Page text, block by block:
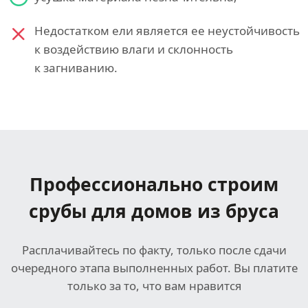
Недостатком ели является ее неустойчивость
к воздействию влаги и склонность
к загниванию.
Профессионально строим
срубы для домов из бруса
Расплачивайтесь по факту, только после сдачи
очередного этапа выполненных работ. Вы платите
только за то, что вам нравится